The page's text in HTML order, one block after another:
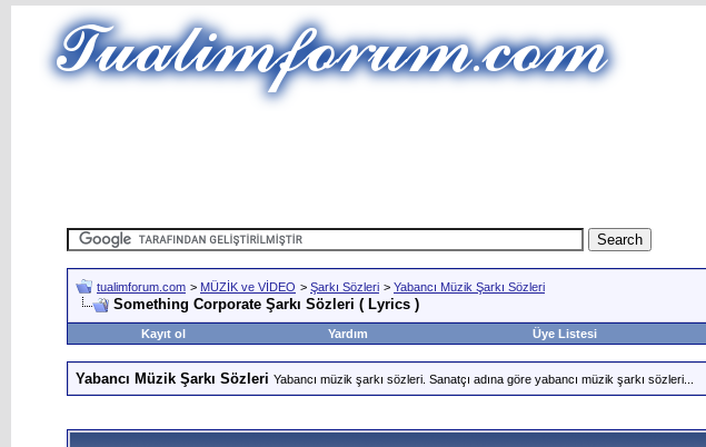
tualimforum.com > MÜZİK ve VİDEO > Şarkı Sözleri > Yabancı Müzik Şarkı Sözleri
Something Corporate Şarkı Sözleri ( Lyrics )
Kayıt ol
Yardım Üye Listesi
Yabancı Müzik Şarkı Sözleri Yabancı müzik şarkı sözleri. Sanatçı adına göre yabancı müzik şarkı sözleri...